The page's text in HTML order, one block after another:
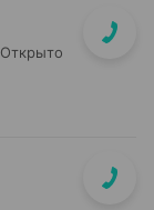
Открыто